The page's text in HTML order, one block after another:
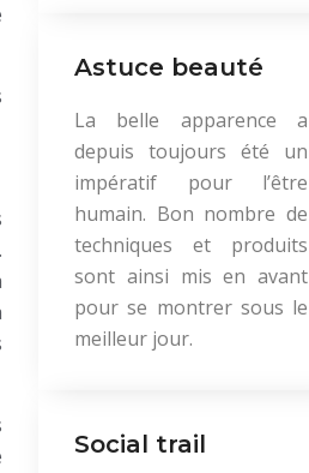
Astuce beauté
La belle apparence a
depuis toujours été un
impératif pour l’être
humain. Bon nombre de
techniques et produits
sont ainsi mis en avant
pour se montrer sous le
meilleur jour.
Social trail